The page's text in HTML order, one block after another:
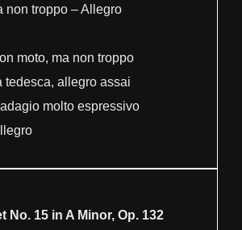
non troppo – Allegro
moto, ma non troppo
tedesca, allegro assai
molto espressivo
No. 15 in A Minor, Op. 132